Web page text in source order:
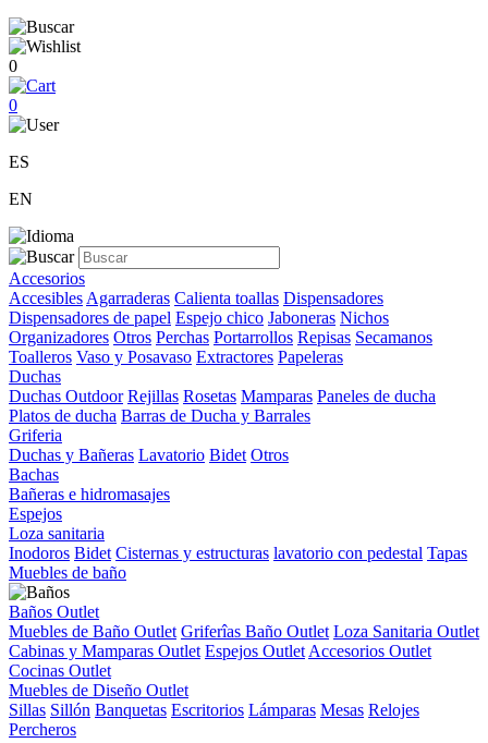
0
0
ES
EN
Accesorios
Accesibles Agarraderas Calienta toallas Dispensadores
Dispensadores de papel Espejo chico Jaboneras Nichos
Organizadores Otros Perchas Portarrollos Repisas Secamanos
Toalleros Vaso y Posavaso Extractores Papeleras
Duchas
Duchas Outdoor Rejillas Rosetas Mamparas Paneles de ducha
Platos de ducha Barras de Ducha y Barrales
Griferia
Duchas y Bañeras Lavatorio Bidet Otros
Bachas
Bañeras e hidromasajes
Espejos
Loza sanitaria
Inodoros Bidet Cisternas y estructuras lavatorio con pedestal Tapas
Muebles de baño
Baños Outlet
Muebles de Baño Outlet Griferîas Baño Outlet Loza Sanitaria Outlet
Cabinas y Mamparas Outlet Espejos Outlet Accesorios Outlet
Cocinas Outlet
Muebles de Diseño Outlet
Sillas Sillón Banquetas Escritorios Lámparas Mesas Relojes
Percheros